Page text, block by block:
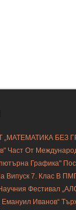
БЕЗ
Част От
Графика"
Випуск 7. Клас В
Фестивал
Иванов“